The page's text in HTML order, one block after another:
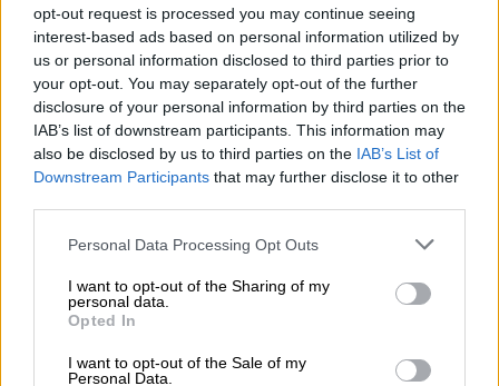
opt-out request is processed you may continue seeing
interest-based ads based on personal information utilized by
us or personal information disclosed to third parties prior to
your opt-out. You may separately opt-out of the further
disclosure of your personal information by third parties on the
IAB’s list of downstream participants. This information may
also be disclosed by us to third parties on the IAB’s List of
Downstream Participants that may further disclose it to other
Please note that this website/app uses one or more Google
not limited to your visit or usage behaviour. You may click to
grant or deny consent to Google and its third-party tags to
use your data for below specified purposes in below Google
consent section.
Personal Data Processing Opt Outs
I want to opt-out of the Sharing of my
personal data.
Opted In
I want to opt-out of the Sale of my
Personal Data.
Το εντυπωσιακό κεντρικό τραπέζι, διακοσμημένο με
λουλούδια και χειροποίητο ψωμί